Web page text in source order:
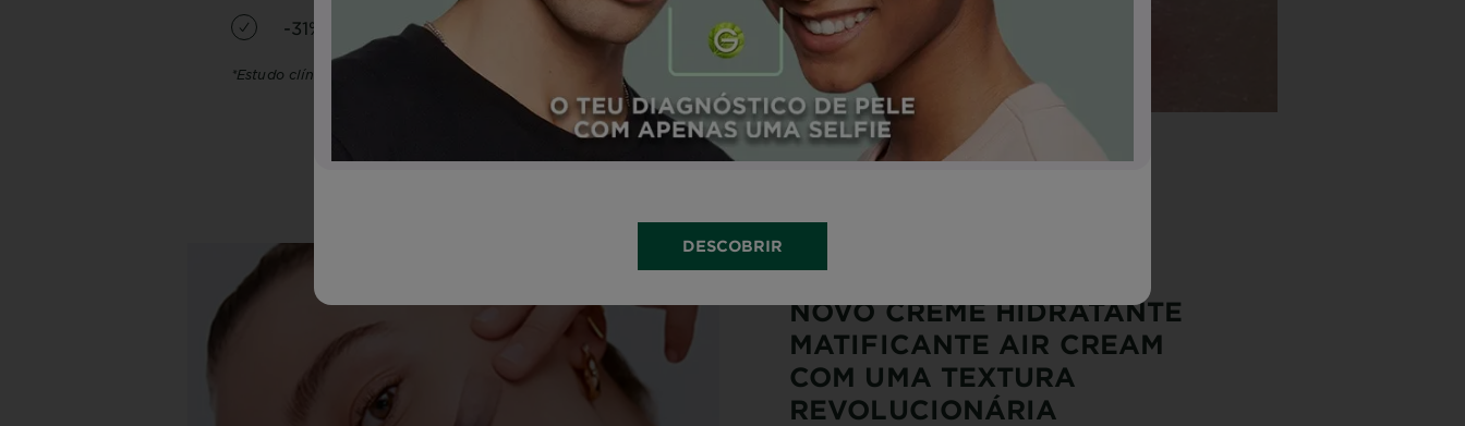
DESCOBRIR
-31% poros visíveis.
*Estudo clínico, 34 indivíduos, 8 semanas.
NOVO CREME HIDRATANTE
MATIFICANTE AIR CREAM
COM UMA TEXTURA
REVOLUCIONÁRIA